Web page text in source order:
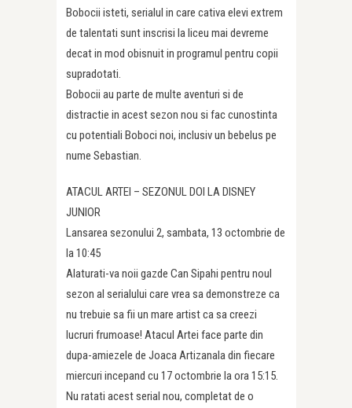
Bobocii isteti, serialul in care cativa elevi extrem
de talentati sunt inscrisi la liceu mai devreme
decat in mod obisnuit in programul pentru copii
supradotati.
Bobocii au parte de multe aventuri si de
distractie in acest sezon nou si fac cunostinta
cu potentiali Boboci noi, inclusiv un bebelus pe
nume Sebastian.
ATACUL ARTEI – SEZONUL DOI LA DISNEY
JUNIOR
Lansarea sezonului 2, sambata, 13 octombrie de
la 10:45
Alaturati-va noii gazde Can Sipahi pentru noul
sezon al serialului care vrea sa demonstreze ca
nu trebuie sa fii un mare artist ca sa creezi
lucruri frumoase! Atacul Artei face parte din
dupa-amiezele de Joaca Artizanala din fiecare
miercuri incepand cu 17 octombrie la ora 15:15.
Nu ratati acest serial nou, completat de o